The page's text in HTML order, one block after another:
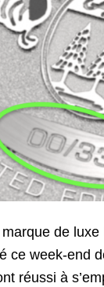
de
ce week-end
réussi à